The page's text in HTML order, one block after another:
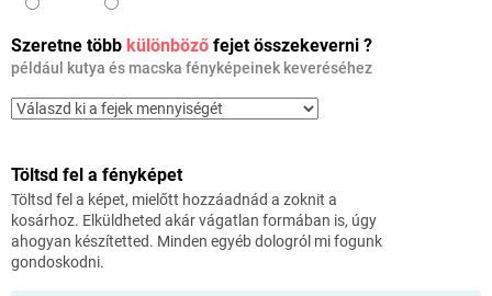
Szeretne több különböző fejet összekeverni ?
például kutya és macska fényképeinek keveréséhez
Töltsd fel a fényképet
Töltsd fel a képet, mielőtt hozzáadnád a zoknit a
kosárhoz. Elküldheted akár vágatlan formában is, úgy
ahogyan készítetted. Minden egyéb dologról mi fogunk
gondoskodni.